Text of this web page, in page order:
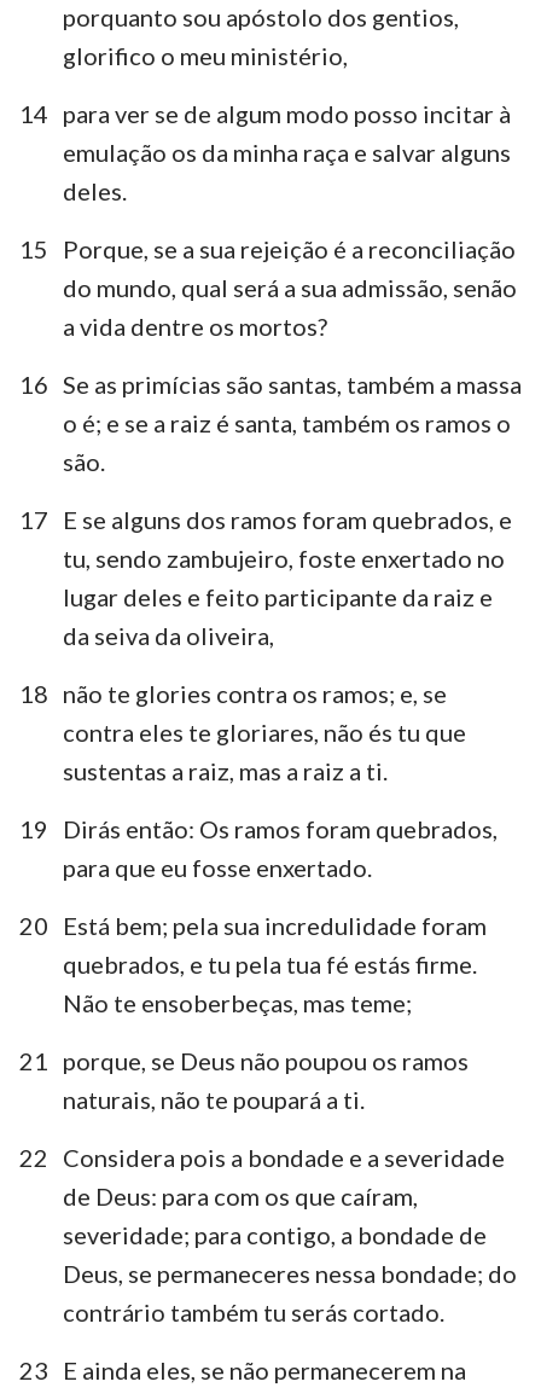
porquanto sou apóstolo dos gentios,
glorifico o meu ministério,
14 para ver se de algum modo posso incitar à
emulação os da minha raça e salvar alguns
deles.
15
Porque, se a sua rejeição é a reconciliação
do mundo, qual será a sua admissão, senão
a vida dentre os mortos?
16 Se as primícias são santas, também a massa
o é; e se a raiz é santa, também os ramos o
são.
17
E se alguns dos ramos foram quebrados, e
tu, sendo zambujeiro, foste enxertado no
lugar deles e feito participante da raiz e
da seiva da oliveira,
18 não te glories contra os ramos; e, se
contra eles te gloriares, não és tu que
sustentas a raiz, mas a raiz a ti.
19
Dirás então: Os ramos foram quebrados,
para que eu fosse enxertado.
20
Está bem; pela sua incredulidade foram
quebrados, e tu pela tua fé estás firme.
Não te ensoberbeças, mas teme;
21
porque, se Deus não poupou os ramos
naturais, não te poupará a ti.
22
Considera pois a bondade e a severidade
de Deus: para com os que caíram,
severidade; para contigo, a bondade de
Deus, se permaneceres nessa bondade; do
contrário também tu serás cortado.
23
E ainda eles, se não permanecerem na